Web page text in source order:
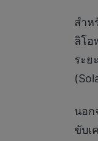
สำห
ลิโอ
ระย
นอก
ขับเ